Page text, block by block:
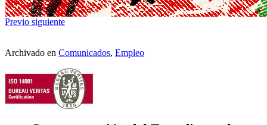
Previo siguiente
Archivado en Comunicados, Empleo